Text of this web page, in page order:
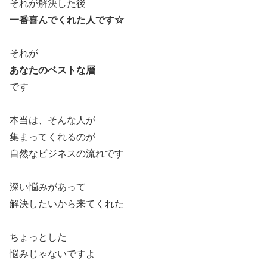
それが解決した後
一番喜んでくれた人です☆
それが
あなたのベストな層
です
本当は、そんな人が
集まってくれるのが
自然なビジネスの流れです
深い悩みがあって
解決したいから来てくれた
ちょっとした
悩みじゃないですよ